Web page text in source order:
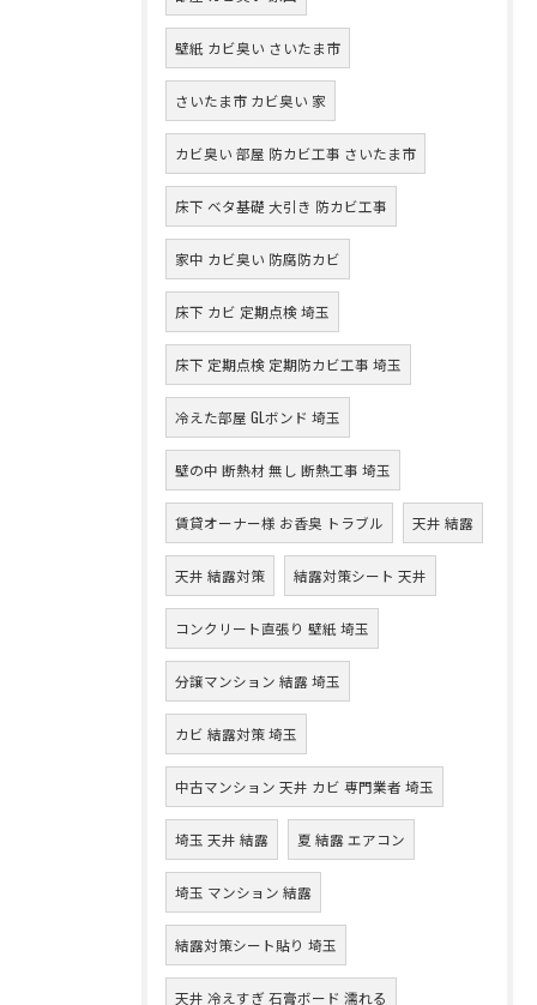
壁紙 カビ臭い さいたま市
さいたま市 カビ臭い 家
カビ臭い 部屋 防カビ工事 さいたま市
床下 ベタ基礎 大引き 防カビ工事
家中 カビ臭い 防腐防カビ
床下 カビ 定期点検 埼玉
床下 定期点検 定期防カビ工事 埼玉
冷えた部屋 GLボンド 埼玉
壁の中 断熱材 無し 断熱工事 埼玉
賃貸オーナー様 お香臭 トラブル 天井 結露
天井 結露対策 結露対策シート 天井
コンクリート直張り 壁紙 埼玉
分譲マンション 結露 埼玉
カビ 結露対策 埼玉
中古マンション 天井 カビ 専門業者 埼玉
埼玉 天井 結露 夏 結露 エアコン
埼玉 マンション 結露
結露対策シート貼り 埼玉
天井 冷えすぎ 石膏ボード 濡れる